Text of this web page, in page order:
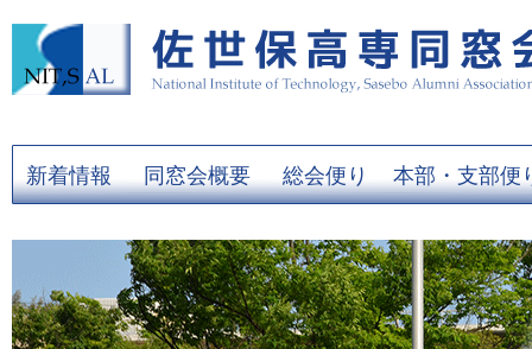
新着情報 同窓会概要 総会便り 本部・支部便